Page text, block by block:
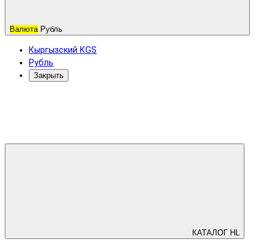
Валюта Рубль
Кыргызский KGS
Рубль
Закрыть
КАТАЛОГ HL